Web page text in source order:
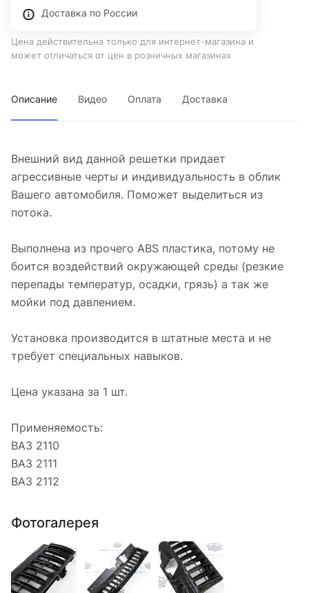
Доставка по России
Цена действительна только для интернет-магазина и
может отличаться от цен в розничных магазинах
Описание Видео Оплата Доставка
Внешний вид данной решетки придает
агрессивные черты и индивидуальность в облик
Вашего автомобиля. Поможет выделиться из
потока.
Выполнена из прочего ABS пластика, потому не
боится воздействий окружающей среды (резкие
перепады температур, осадки, грязь) а так же
мойки под давлением.
Установка производится в штатные места и не
требует специальных навыков.
Цена указана за 1 шт.
Применяемость:
ВАЗ 2110
ВАЗ 2111
ВАЗ 2112
Фотогалерея